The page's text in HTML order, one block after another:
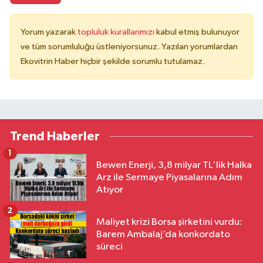
Yorum yazarak topluluk kurallarımızı kabul etmiş bulunuyor
ve tüm sorumluluğu üstleniyorsunuz. Yazılan yorumlardan
Ekovitrin Haber hiçbir şekilde sorumlu tutulamaz.
Trend Haberler
Bewen Enerji, 3,8 milyar TL'lik Halka
Arz ile Sermaye Piyasalarına Adım
Atıyor
1
Maliyet krizi Borsa şirketini vurdu:
Barem Ambalaj’da konkordato
süreci
2